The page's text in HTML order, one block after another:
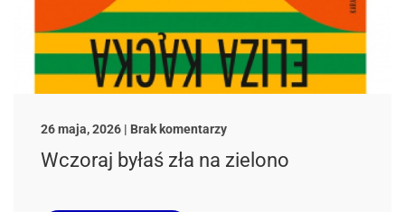
26 maja, 2026 | Brak komentarzydo
byłaś
Wczoraj byłaś zła na zielono